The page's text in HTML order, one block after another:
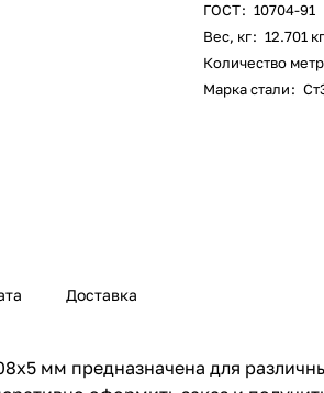
ГОСТ: 10704-91
Вес, кг: 12.701 кг
Количество
Марка стали:
Доставка
мм предназначена для